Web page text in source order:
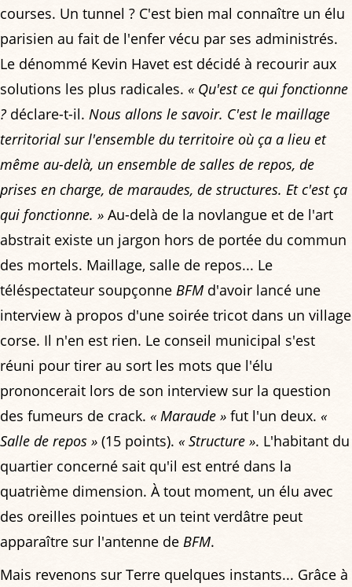
courses. Un tunnel ? C'est bien mal connaître un élu
parisien au fait de l'enfer vécu par ses administrés.
Le dénommé Kevin Havet est décidé à recourir aux
solutions les plus radicales. « Qu'est ce qui fonctionne
? déclare-t-il. Nous allons le savoir. C'est le maillage
territorial sur l'ensemble du territoire où ça a lieu et
même au-delà, un ensemble de salles de repos, de
prises en charge, de maraudes, de structures. Et c'est ça
qui fonctionne. » Au-delà de la novlangue et de l'art
abstrait existe un jargon hors de portée du commun
des mortels. Maillage, salle de repos... Le
téléspectateur soupçonne BFM d'avoir lancé une
interview à propos d'une soirée tricot dans un village
corse. Il n'en est rien. Le conseil municipal s'est
réuni pour tirer au sort les mots que l'élu
prononcerait lors de son interview sur la question
des fumeurs de crack. « Maraude » fut l'un deux. «
Salle de repos » (15 points). « Structure ». L'habitant du
quartier concerné sait qu'il est entré dans la
quatrième dimension. À tout moment, un élu avec
des oreilles pointues et un teint verdâtre peut
apparaître sur l'antenne de BFM.
Mais revenons sur Terre quelques instants... Grâce à